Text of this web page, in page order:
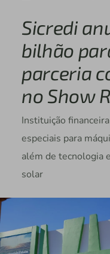
Sicredi
bilhão
parceria
no Show
Instituição
especiais para
além de tecnologia
solar